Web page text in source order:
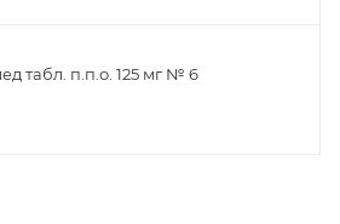
табл. п.п.о. 125 мг № 6